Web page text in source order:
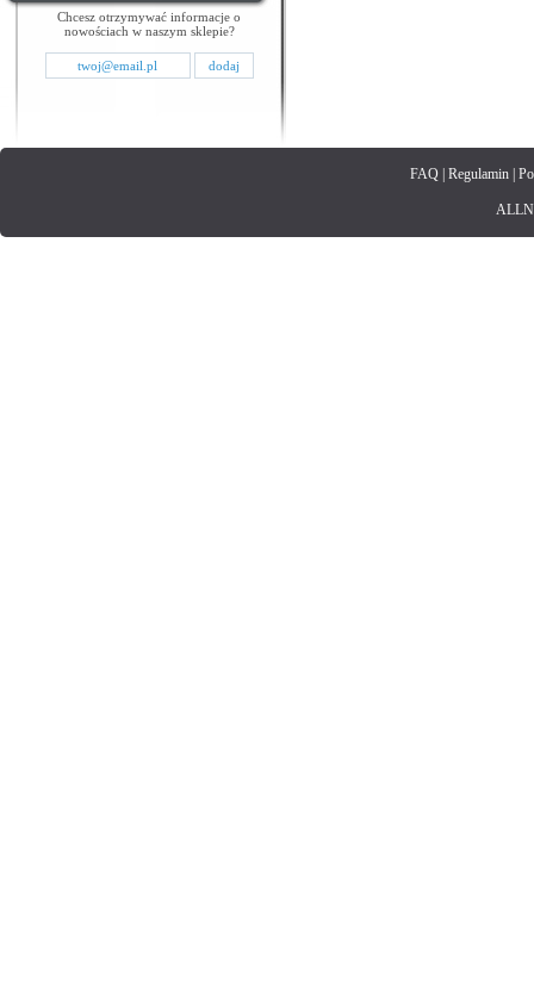
Chcesz otrzymywać informacje o
nowościach w naszym sklepie?
FAQ| Regulamin|